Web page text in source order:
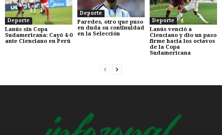
Deporte
Lanús sin Copa
Sudamericana: Cayó 4-0
ante Cienciano en Perú
Deporte
Paredes, otro que puso
en duda su continuidad
en la Selección
Deporte
Lanús venció a
Cienciano y dio un paso
firme hacia los octavos
de la Copa
Sudamericana